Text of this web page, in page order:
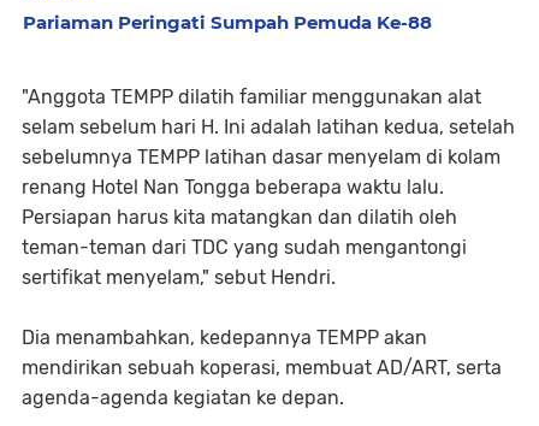
Pariaman Peringati Sumpah Pemuda Ke-88
"Anggota TEMPP dilatih familiar menggunakan alat
selam sebelum hari H. Ini adalah latihan kedua, setelah
sebelumnya TEMPP latihan dasar menyelam di kolam
renang Hotel Nan Tongga beberapa waktu lalu.
Persiapan harus kita matangkan dan dilatih oleh
teman-teman dari TDC yang sudah mengantongi
sertifikat menyelam," sebut Hendri.
Dia menambahkan, kedepannya TEMPP akan
mendirikan sebuah koperasi, membuat AD/ART, serta
agenda-agenda kegiatan ke depan.